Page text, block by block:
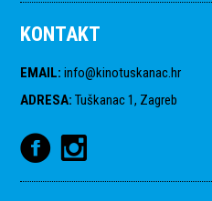
KONTAKT
EMAIL: info@kinotuskanac.hr
ADRESA: Tuškanac 1, Zagreb